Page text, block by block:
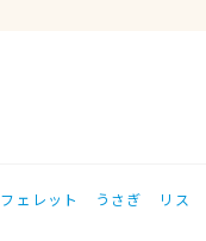
フェレット うさぎ リス